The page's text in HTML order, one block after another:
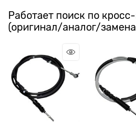
Работает поиск по
(оригинал/аналог/